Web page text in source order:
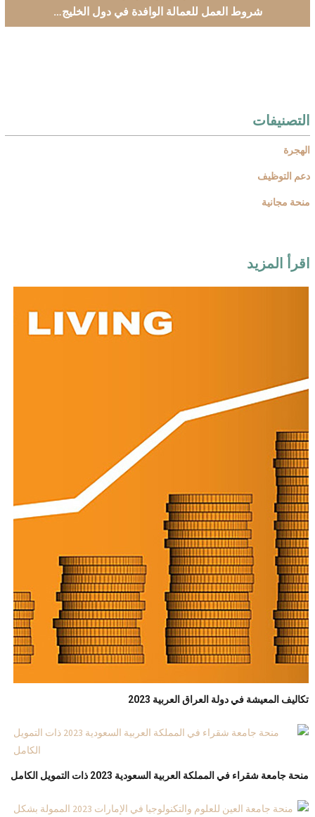
شروط العمل للعمالة الوافدة في دول الخليج…
التصنيفات
الهجرة
دعم التوظيف
منحة مجانية
اقرأ المزيد
تكاليف المعيشة في دولة العراق العربية 2023
منحة جامعة شقراء في المملكة العربية السعودية 2023 ذات التمويل الكامل